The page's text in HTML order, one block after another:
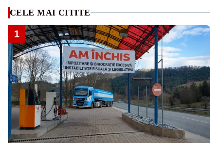
CELE MAI CITITE
1